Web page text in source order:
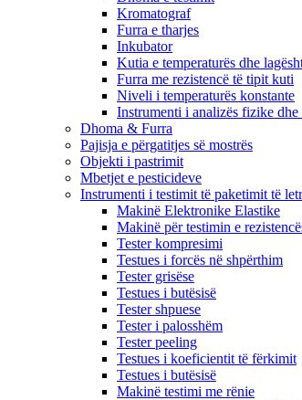
Kromatograf
Furra e tharjes
Inkubator
Kutia e temperaturës dhe
Furra me rezistencë të tipit kuti
Niveli i temperaturës konstante
Instrumenti i analizës fizike
Dhoma & Furra
Pajisja e përgatitjes së mostrës
Objekti i pastrimit
Mbetjet e pesticideve
Instrumenti i testimit të paketimit të
Makinë Elektronike Elastike
Makinë për testimin e
Tester kompresimi
Testues i forcës në shpërthim
Tester grisëse
Testues i butësisë
Tester shpuese
Tester i palosshëm
Tester peeling
Testues i koeficientit të fërkimit
Testues i butësisë
Makinë testimi me rënie